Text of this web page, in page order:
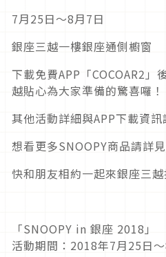
7月25日〜8月7日
銀座三越一樓銀座通側櫥窗
下載免費APP「COCOAR2」
越貼心為大家準備的驚喜囉！
其他活動詳細與APP下載資訊
想看更多SNOOPY商品請詳見
快和朋友相約一起來銀座三
「SNOOPY in 銀座 2018」
活動期間：2018年7月25日